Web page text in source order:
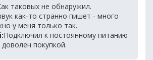
таковых не обнаружил.
как-то странно пишет - много
у меня только так.
Подключил к постоянному питанию
покупкой.